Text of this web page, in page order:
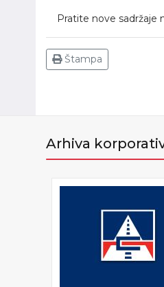
Pratite nove sadržaje
Štampa
Arhiva